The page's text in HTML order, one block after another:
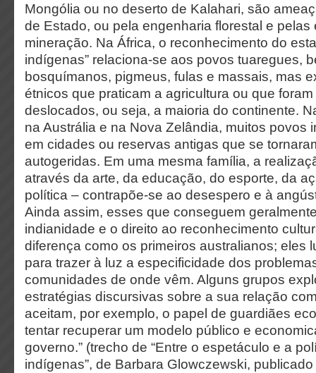
Mongólia ou no deserto de Kalahari, são
de Estado, ou pela engenharia florestal e pelas
mineração. Na África, o reconhecimento do
indígenas” relaciona-se aos povos tuaregues,
bosquímanos, pigmeus, fulas e massais, mas
étnicos que praticam a agricultura ou que
deslocados, ou seja, a maioria do continente.
na Austrália e na Nova Zelândia, muitos povos
em cidades ou reservas antigas que se
autogeridas. Em uma mesma família, a
através da arte, da educação, do esporte, da
política – contrapõe-se ao desespero e à
Ainda assim, esses que conseguem
indianidade e o direito ao reconhecimento
diferença como os primeiros australianos; eles
para trazer à luz a especificidade dos
comunidades de onde vêm. Alguns grupos
estratégias discursivas sobre a sua relação
aceitam, por exemplo, o papel de guardiães
tentar recuperar um modelo público e
governo.” (trecho de “Entre o espetáculo e a
indígenas”, de Barbara Glowczewski,